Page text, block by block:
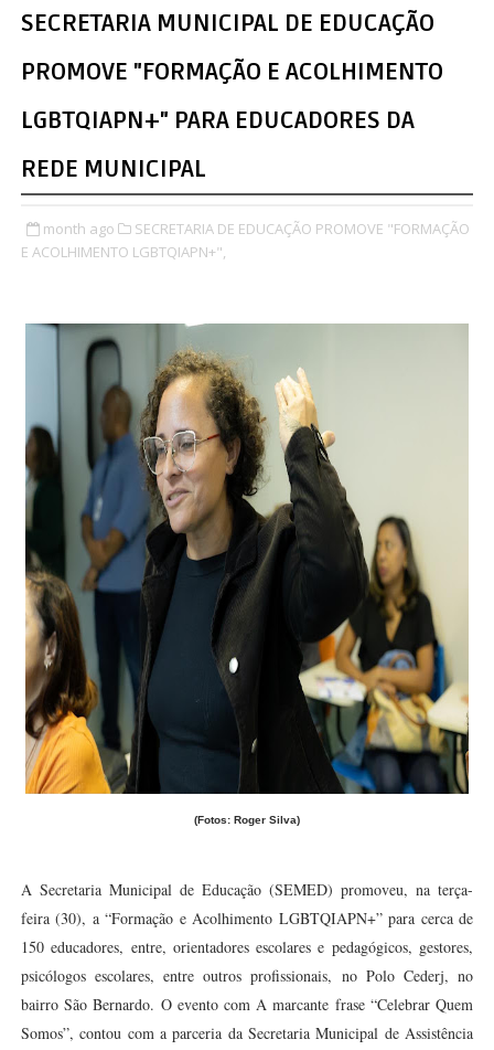
SECRETARIA MUNICIPAL DE EDUCAÇÃO
PROMOVE "FORMAÇÃO E ACOLHIMENTO
LGBTQIAPN+" PARA EDUCADORES DA
REDE MUNICIPAL
month ago
SECRETARIA DE EDUCAÇÃO PROMOVE "FORMAÇÃO
E ACOLHIMENTO LGBTQIAPN+",
(Fotos: Roger Silva)
A Secretaria Municipal de Educação (SEMED) promoveu, na terça-
feira (30), a “Formação e Acolhimento LGBTQIAPN+” para cerca de
150 educadores, entre, orientadores escolares e pedagógicos, gestores,
psicólogos escolares, entre outros profissionais, no Polo Cederj, no
bairro São Bernardo. O evento com A marcante frase “Celebrar Quem
Somos”, contou com a parceria da Secretaria Municipal de Assistência